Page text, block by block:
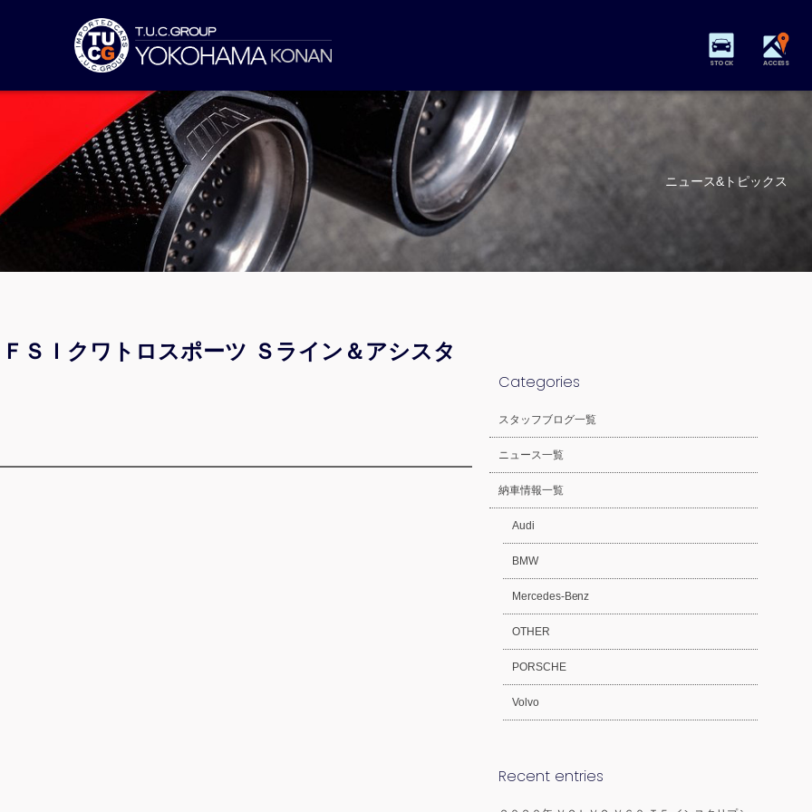
STOCK ACCESS
ニュース&トピックス
ＳＩクワトロスポーツ Ｓライン＆アシスタ
Categories
スタッフブログ一覧
ニュース一覧
納車情報一覧
Audi
BMW
Mercedes-Benz
OTHER
PORSCHE
Volvo
Recent entries